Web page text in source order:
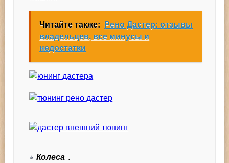
Читайте также:
Рено Дастер: отзывы
владельцев, все минусы и
недостатки
Колеса .